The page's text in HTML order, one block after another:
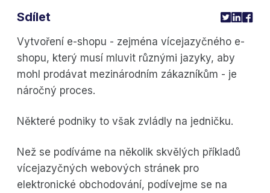
Vytvoření e-shopu - zejména vícejazyčného e-
shopu, který musí mluvit různými jazyky, aby
mohl prodávat mezinárodním zákazníkům - je
náročný proces.
Některé podniky to však zvládly na jedničku.
Než se podíváme na několik skvělých příkladů
vícejazyčných webových stránek pro
elektronické obchodování, podívejme se na
Sdílet